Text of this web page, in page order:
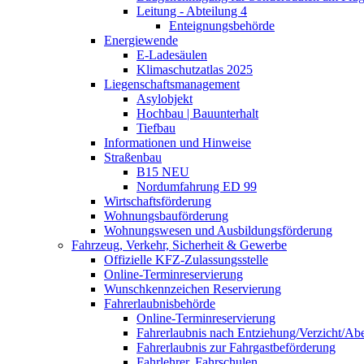
Leitung - Abteilung 4
Enteignungsbehörde
Energiewende
E-Ladesäulen
Klimaschutzatlas 2025
Liegenschaftsmanagement
Asylobjekt
Hochbau | Bauunterhalt
Tiefbau
Informationen und Hinweise
Straßenbau
B15 NEU
Nordumfahrung ED 99
Wirtschaftsförderung
Wohnungsbauförderung
Wohnungswesen und Ausbildungsförderung
Fahrzeug, Verkehr, Sicherheit & Gewerbe
Offizielle KFZ-Zulassungsstelle
Online-Terminreservierung
Wunschkennzeichen Reservierung
Fahrerlaubnisbehörde
Online-Terminreservierung
Fahrerlaubnis nach Entziehung/Verzicht/
Fahrerlaubnis zur Fahrgastbeförderung